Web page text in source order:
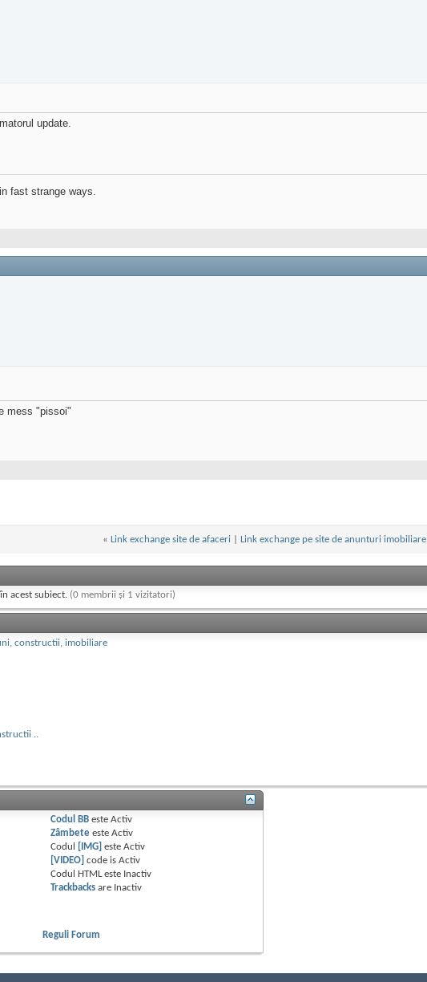
update.
fast strange ways.
mess "pissoi"
« Link exchange site de afaceri Link exchange pe site de anunturi imobiliare
acest subiect. (0 membrii și 1 vizitatori)
constructii, imobiliare
..
Codul BB esteActiv
Zâmbete esteActiv
Codul
[IMG] esteActiv
[VIDEO] code isActiv
Codul HTML este Inactiv
Trackbacks are Inactiv
Reguli Forum